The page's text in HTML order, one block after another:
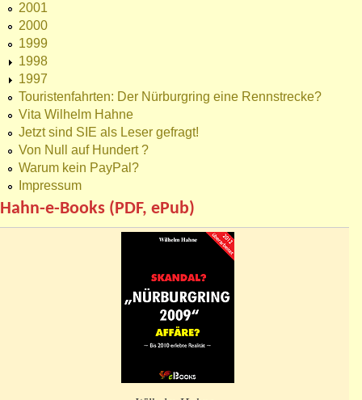
2001
2000
1999
1998
1997
Touristenfahrten: Der Nürburgring eine Rennstrecke?
Vita Wilhelm Hahne
Jetzt sind SIE als Leser gefragt!
Von Null auf Hundert ?
Warum kein PayPal?
Impressum
Hahn-e-Books (PDF, ePub)